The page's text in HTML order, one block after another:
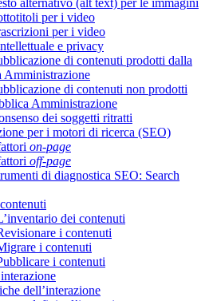
per i video
per i video
e privacy
di contenuti prodotti dalla
Amministrazione
di contenuti non prodotti
Amministrazione
dei soggetti ritratti
per i motori di ricerca (SEO)
on-page
off-page
di diagnostica SEO: Search
dei contenuti
i contenuti
i contenuti
i contenuti
dell’interazione